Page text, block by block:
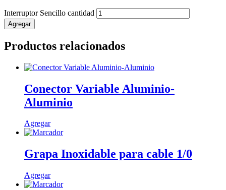
Interruptor Sencillo cantidad
Agregar
Productos relacionados
Conector Variable Aluminio-
Aluminio
Agregar
Grapa Inoxidable para cable 1/0
Agregar